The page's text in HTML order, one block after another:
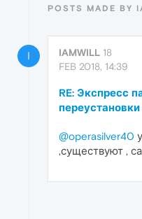
POSTS MADE BY
I IAMWILL 18
FEB 2018, 14:39
RE: Экспресс
@operasilver40
,существуют ,